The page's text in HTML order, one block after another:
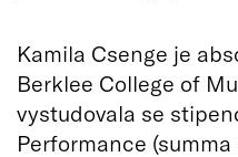
Kamila Csenge je
Berklee College of
vystudovala se
Performance